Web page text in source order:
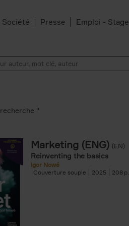
Société Presse Emploi - Stage
''
Marketing (ENG) (EN)
Reinventing the basics
Igor Nowé
Couverture souple
2025 208